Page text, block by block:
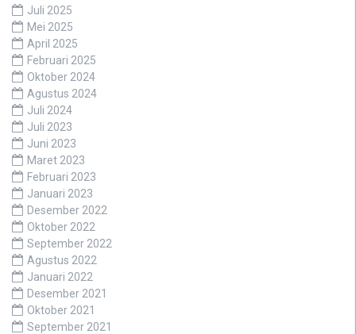
Februari 2026
Desember 2025
November 2025
September 2025
Juli 2025
Mei 2025
April 2025
Februari 2025
Oktober 2024
Agustus 2024
Juli 2024
Juli 2023
Juni 2023
Maret 2023
Februari 2023
Januari 2023
Desember 2022
Oktober 2022
September 2022